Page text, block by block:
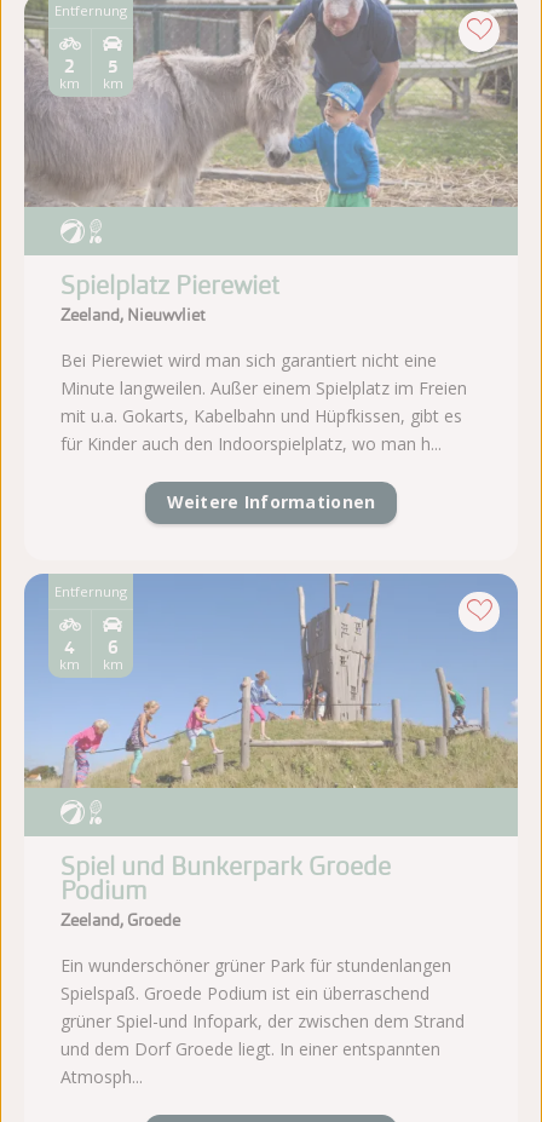
Entfernung
6
km
4
km
Spiel und Bunkerpark Groede
Podium
Zeeland, Groede
Ein wunderschöner grüner Park für stundenlangen
Spielspaß. Groede Podium ist ein überraschend
grüner Spiel-und Infopark, der zwischen dem Strand
und dem Dorf Groede liegt. In einer entspannten
Atmosph...
Entfernung
5
km
2
km
Spielplatz Pierewiet
Zeeland, Nieuwvliet
Bei Pierewiet wird man sich garantiert nicht eine
Minute langweilen. Außer einem Spielplatz im Freien
mit u.a. Gokarts, Kabelbahn und Hüpfkissen, gibt es
für Kinder auch den Indoorspielplatz, wo man h...
Weitere Informationen